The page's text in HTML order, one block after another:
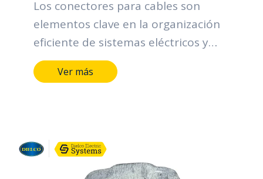
Los conectores para cables son
elementos clave en la organización
eficiente de sistemas eléctricos y
electrónicos. Sus funciones incluyen
facilitar la distribución ordenada de
tamaños de cables, permitir una
instalación sencilla, facilitar tareas
Ver más